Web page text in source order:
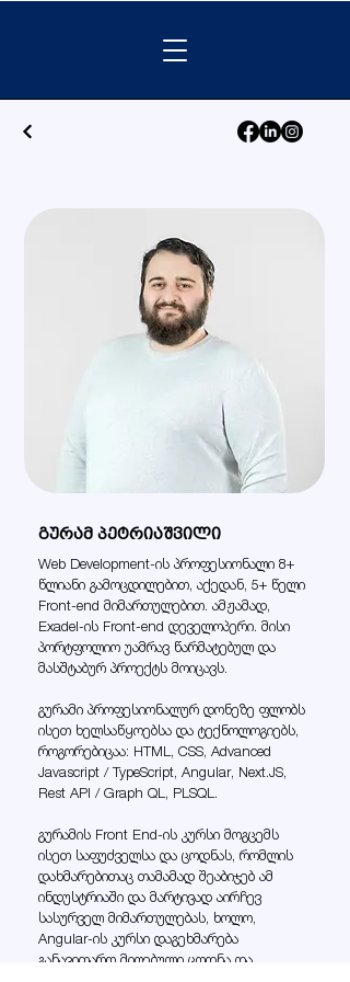
გურამ პეტრიაშვილი
Web Development-ის პროფესიონალი 8+
წლიანი გამოცდილებით, აქედან, 5+ წელი
Front-end მიმართულებით. ამჟამად,
Exadel-ის Front-end დეველოპერი. მისი
პორტფოლიო უამრავ წარმატებულ და
მასშტაბურ პროექტს მოიცავს.
გურამი პროფესიონალურ დონეზე ფლობს
ისეთ ხელსაწყოებსა და ტექნოლოგიებს,
როგორებიცაა: HTML, CSS, Advanced
Javascript / TypeScript, Angular, Next.JS,
Rest API / Graph QL, PLSQL.
გურამის Front End-ის კურსი მოგცემს
ისეთ საფუძველსა და ცოდნას, რომლის
დახმარებითაც თამამად შეაბიჯებ ამ
ინდუსტრიაში და მარტივად აირჩევ
სასურველ მიმართულებას, ხოლო,
Angular-ის კურსი დაგეხმარება
განავითარო მიღებული ცოდნა და